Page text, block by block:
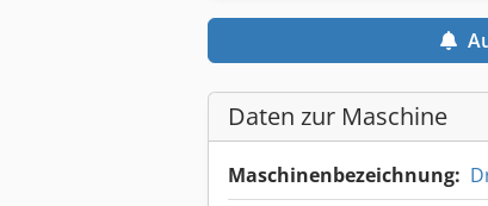
Daten zur Maschine
Maschinenbezeichnung: